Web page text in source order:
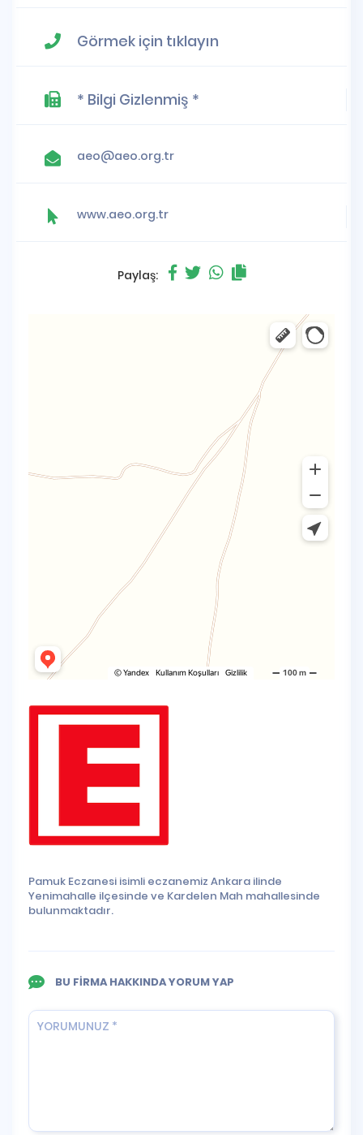
Görmek için tıklayın
* Bilgi Gizlenmiş *
aeo@aeo.org.tr
www.aeo.org.tr
Paylaş:
Pamuk Eczanesi isimli eczanemiz Ankara ilinde
Yenimahalle ilçesinde ve Kardelen Mah mahallesinde
bulunmaktadır.
BU FİRMA HAKKINDA YORUM YAP